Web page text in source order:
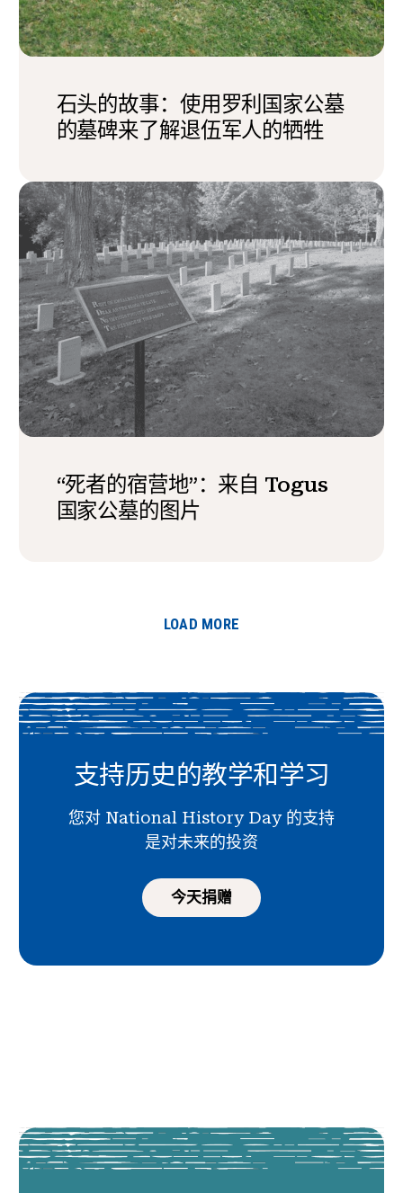
石头的故事：使用罗利国家公墓
的墓碑来了解退伍军人的牺牲
“死者的宿营地”：来自 Togus
国家公墓的图片
LOAD MORE
支持历史的教学和学习
您对 National History Day 的支持
是对未来的投资
今天捐赠